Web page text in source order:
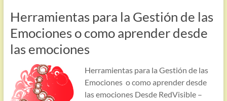
Herramientas para la Gestión de las
Emociones o como aprender desde
las emociones
Herramientas para la Gestión de las
Emociones o como aprender desde
las emociones Desde RedVisible –